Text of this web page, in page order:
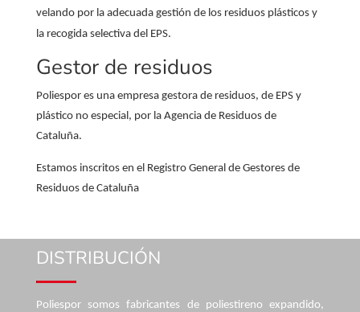
velando por la adecuada gestión de los residuos plásticos y
la recogida selectiva del EPS.
Gestor de residuos
Poliespor es una empresa gestora de residuos, de EPS y
plástico no especial, por la Agencia de Residuos de
Cataluña.
Estamos inscritos en el Registro General de Gestores de
Residuos de Cataluña
DISTRIBUCIÓN
Poliespor somos fabricantes de poliestireno expandido,